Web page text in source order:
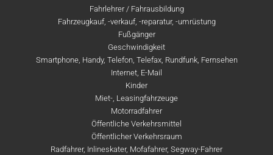
Fahrlehrer / Fahrausbildung
Fahrzeugkauf, -verkauf, -reparatur, -umrüstung
Fußgänger
Geschwindigkeit
Smartphone, Handy, Telefon, Telefax, Rundfunk, Fernsehen
Internet, E-Mail
Kinder
Miet-, Leasingfahrzeuge
Motorradfahrer
Öffentliche Verkehrsmittel
Öffentlicher Verkehrsraum
Radfahrer, Inlineskater, Mofafahrer, Segway-Fahrer